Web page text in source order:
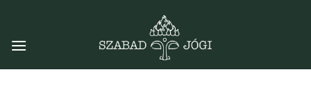
content